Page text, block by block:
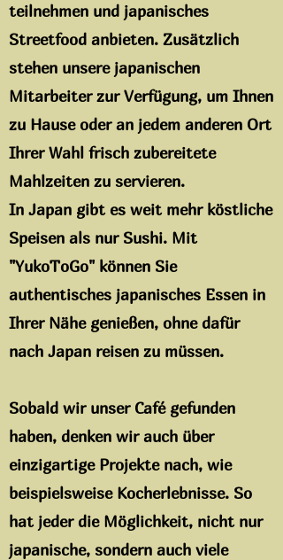
teilnehmen und japanisches
Streetfood anbieten. Zusätzlich
stehen unsere japanischen
Mitarbeiter zur Verfügung, um Ihnen
zu Hause oder an jedem anderen Ort
Ihrer Wahl frisch zubereitete
Mahlzeiten zu servieren.
In Japan gibt es weit mehr köstliche
Speisen als nur Sushi. Mit
"YukoToGo" können Sie
authentisches japanisches Essen in
Ihrer Nähe genießen, ohne dafür
nach Japan reisen zu müssen.
Sobald wir unser Café gefunden
haben, denken wir auch über
einzigartige Projekte nach, wie
beispielsweise Kocherlebnisse. So
hat jeder die Möglichkeit, nicht nur
japanische, sondern auch viele